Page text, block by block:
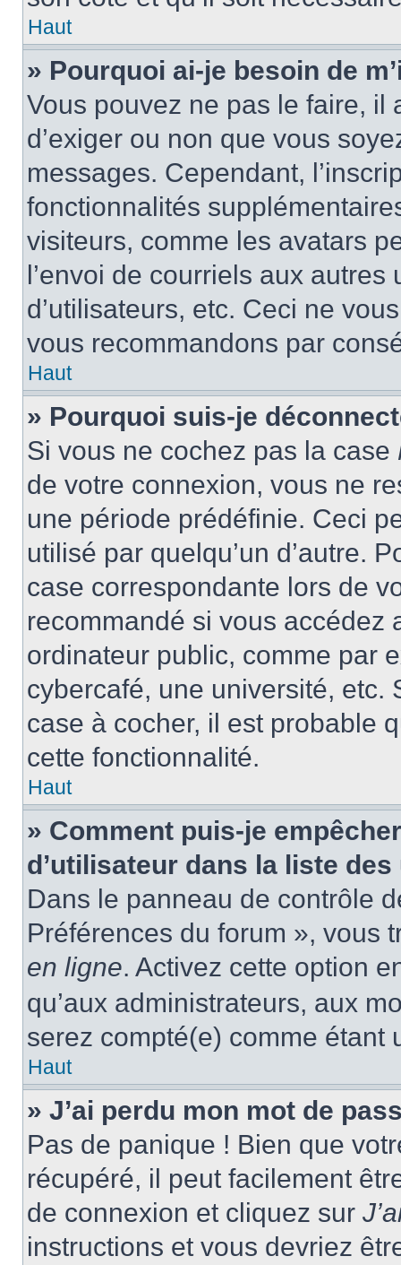
Haut
» Pourquoi ai-je besoin de
Vous pouvez ne pas le faire, il
d’exiger ou non que vous
messages. Cependant,
fonctionnalités
visiteurs, comme les avatars
l’envoi de courriels aux
d’utilisateurs, etc. Ceci ne
vous recommandons par
Haut
» Pourquoi suis-je
Si vous ne cochez pas la case
de votre connexion, vous ne
une période prédéfinie. Ceci
utilisé par quelqu’un d’autre.
case correspondante lors de
recommandé si vous accédez
ordinateur public, comme par
cybercafé, une université, etc.
case à cocher, il est probable
cette fonctionnalité.
Haut
» Comment puis-je
d’utilisateur dans la liste
Dans le panneau de contrôle
Préférences du forum », vous
en ligne. Activez cette option
qu’aux administrateurs, aux
serez compté(e) comme étant
Haut
» J’ai perdu mon mot de
Pas de panique ! Bien que
récupéré, il peut facilement
de connexion et cliquez sur
instructions et vous devriez